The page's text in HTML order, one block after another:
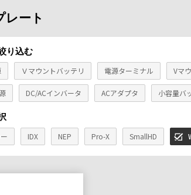
レート
り込む
Ｖマウントバッテリ 電源ターミナル Vマ
DC/ACインバータ ACアダプタ 小容量バ
IDX NEP Pro-X SmallHD